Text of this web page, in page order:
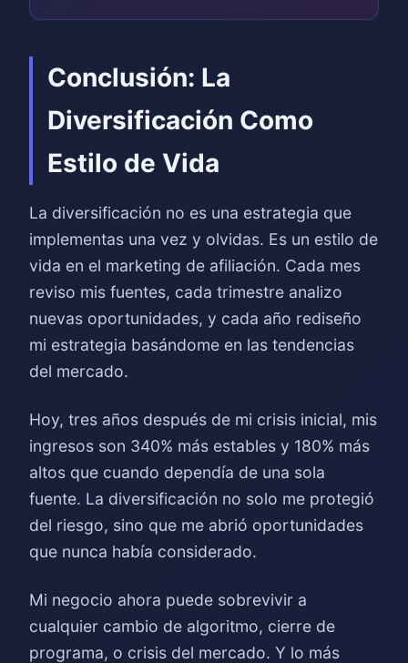
Conclusión: La
Diversificación Como
Estilo de Vida
La diversificación no es una estrategia que
implementas una vez y olvidas. Es un estilo de
vida en el marketing de afiliación. Cada mes
reviso mis fuentes, cada trimestre analizo
nuevas oportunidades, y cada año rediseño
mi estrategia basándome en las tendencias
del mercado.
Hoy, tres años después de mi crisis inicial, mis
ingresos son 340% más estables y 180% más
altos que cuando dependía de una sola
fuente. La diversificación no solo me protegió
del riesgo, sino que me abrió oportunidades
que nunca había considerado.
Mi negocio ahora puede sobrevivir a
cualquier cambio de algoritmo, cierre de
programa, o crisis del mercado. Y lo más